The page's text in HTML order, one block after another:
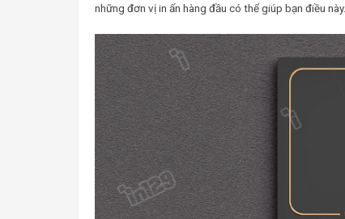
những đơn vị in ấn hàng đầu có thể giúp bạn điều này.